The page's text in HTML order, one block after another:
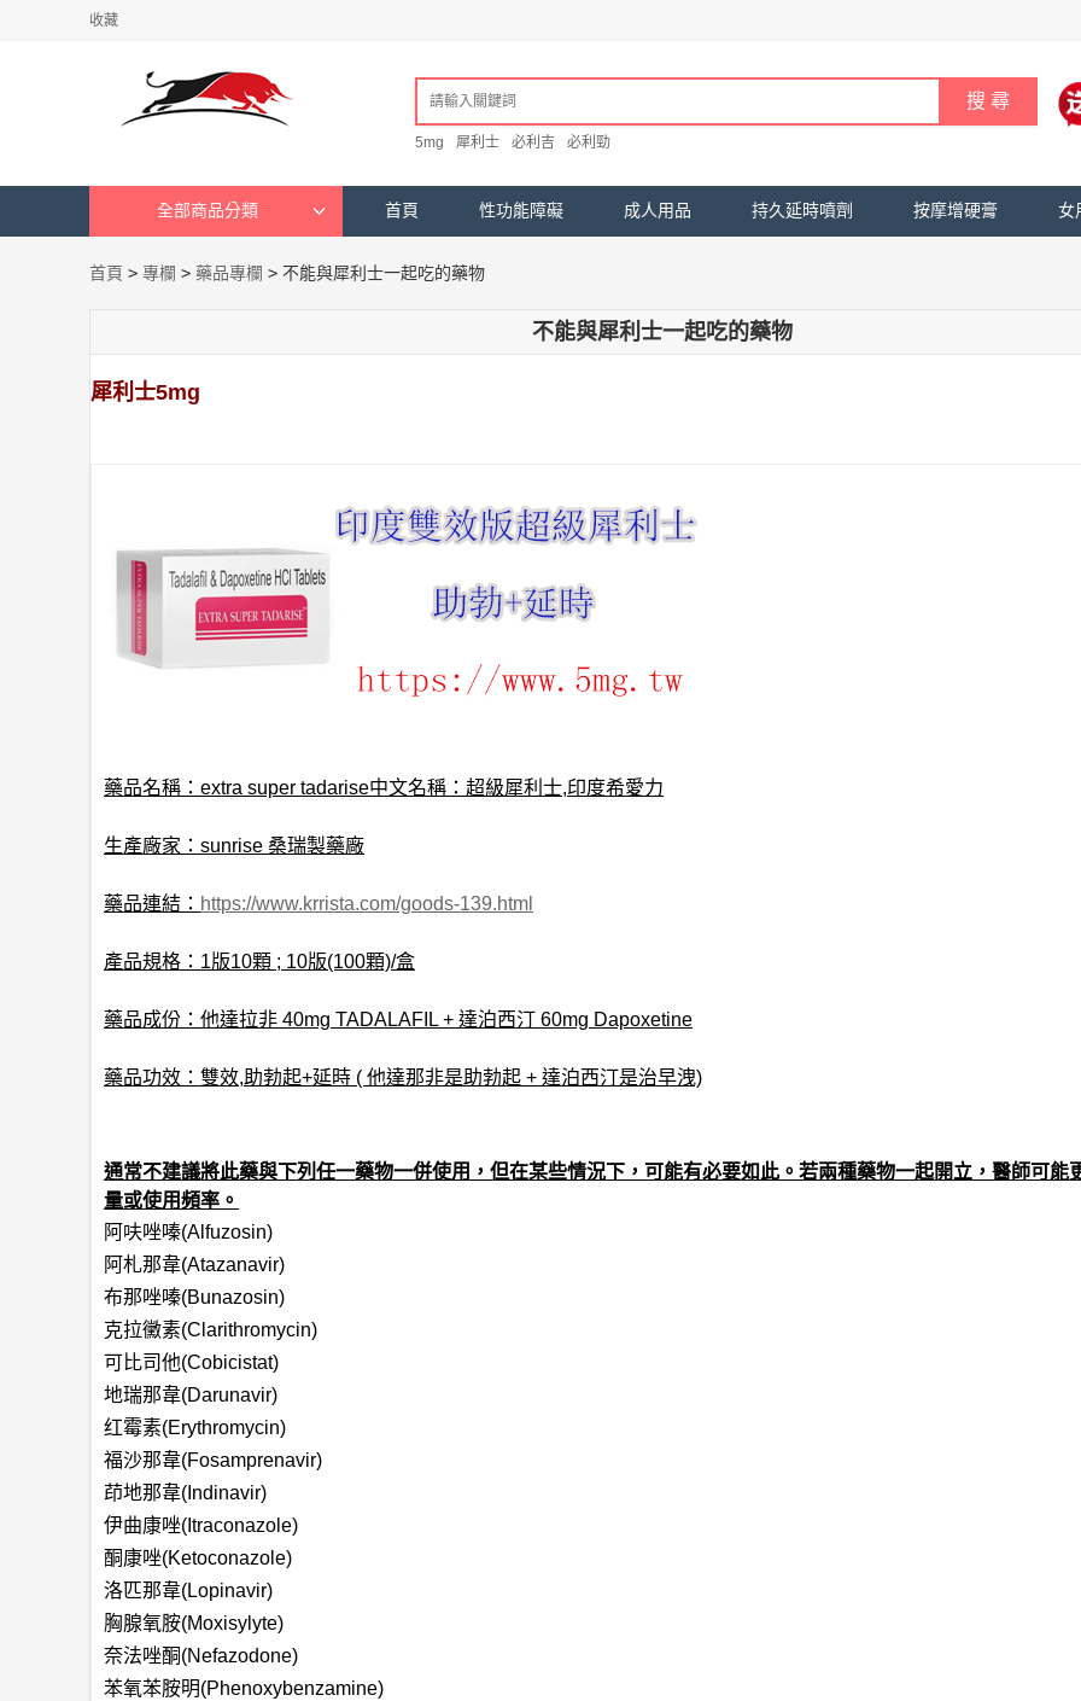
收藏
5mg 犀利士 必利吉 必利勁
全部商品分類 首頁 性功能障礙 成人用品 持久延時噴劑 按摩增硬膏 女
首頁 > 專欄 > 藥品專欄 > 不能與犀利士一起吃的藥物
不能與犀利士一起吃的藥物
犀利士5mg
藥品名稱：extra super tadarise中文名稱：超級犀利士,印度希愛力
生產廠家：sunrise 桑瑞製藥廠
藥品連結： https://www.krrista.com/goods-139.html
產品規格：1版10顆 ; 10版(100顆)/盒
藥品成份：他達拉非 40mg TADALAFIL + 達泊西汀 60mg Dapoxetine
藥品功效：雙效,助勃起+延時 ( 他達那非是助勃起 + 達泊西汀是治早洩)
通常不建議將此藥與下列任一藥物一併使用，但在某些情況下，可能有必要如此。若兩種藥物一起開立，醫師可能
量或使用頻率。
阿呋唑嗪(Alfuzosin)
阿札那韋(Atazanavir)
布那唑嗪(Bunazosin)
克拉黴素(Clarithromycin)
可比司他(Cobicistat)
地瑞那韋(Darunavir)
红霉素(Erythromycin)
福沙那韋(Fosamprenavir)
茚地那韋(Indinavir)
伊曲康唑(Itraconazole)
酮康唑(Ketoconazole)
洛匹那韋(Lopinavir)
胸腺氧胺(Moxisylyte)
奈法唑酮(Nefazodone)
苯氧苯胺明(Phenoxybenzamine)